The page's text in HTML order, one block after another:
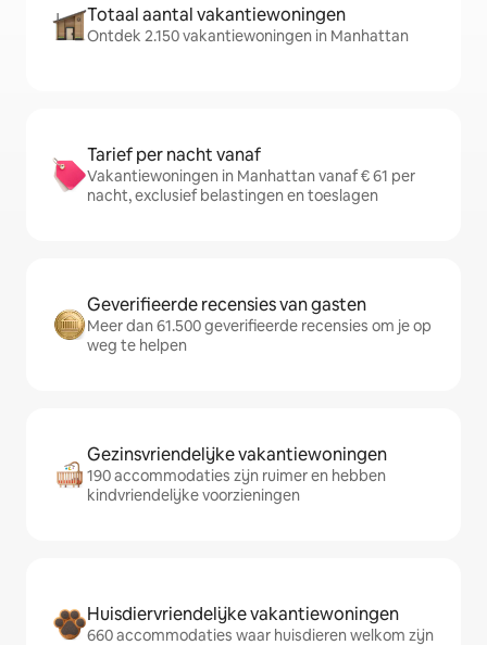
Totaal aantal vakantiewoningen
Ontdek 2.150 vakantiewoningen in Manhattan
Tarief per nacht vanaf
Vakantiewoningen in Manhattan vanaf € 61 per
nacht, exclusief belastingen en toeslagen
Geverifieerde recensies van gasten
Meer dan 61.500 geverifieerde recensies om je op
weg te helpen
Gezinsvriendelijke vakantiewoningen
190 accommodaties zijn ruimer en hebben
kindvriendelijke voorzieningen
Huisdiervriendelijke vakantiewoningen
660 accommodaties waar huisdieren welkom zijn